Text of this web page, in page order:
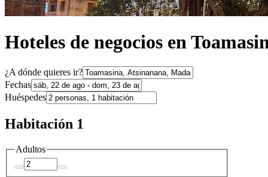
Hoteles de negocios en
¿A dónde quieres ir?
Fechas
Huéspedes
Habitación 1
Adultos